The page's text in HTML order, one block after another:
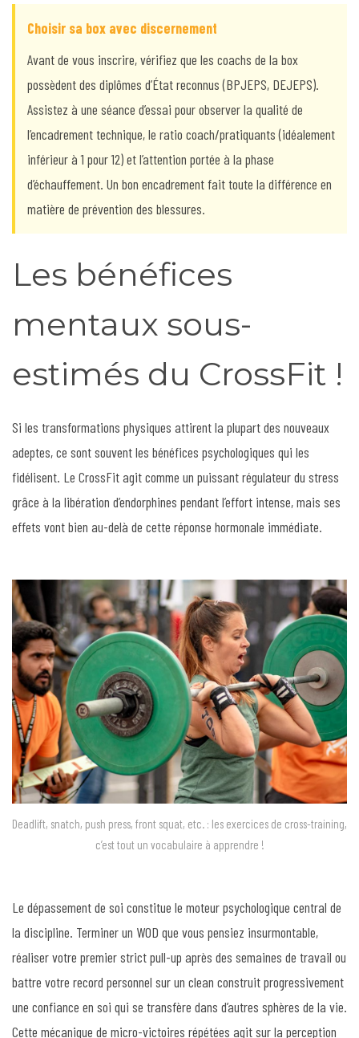
Choisir sa box avec discernement
Avant de vous inscrire, vérifiez que les coachs de la box
possèdent des diplômes d’État reconnus (BPJEPS, DEJEPS).
Assistez à une séance d’essai pour observer la qualité de
l’encadrement technique, le ratio coach/pratiquants (idéalement
inférieur à 1 pour 12) et l’attention portée à la phase
d’échauffement. Un bon encadrement fait toute la différence en
matière de prévention des blessures.
Les bénéfices
mentaux sous-
estimés du CrossFit !
Si les transformations physiques attirent la plupart des nouveaux
adeptes, ce sont souvent les bénéfices psychologiques qui les
fidélisent. Le CrossFit agit comme un puissant régulateur du stress
grâce à la libération d’endorphines pendant l’effort intense, mais ses
effets vont bien au-delà de cette réponse hormonale immédiate.
Deadlift, snatch, push press, front squat, etc. : les exercices de cross-training,
c’est tout un vocabulaire à apprendre !
Le dépassement de soi constitue le moteur psychologique central de
la discipline. Terminer un WOD que vous pensiez insurmontable,
réaliser votre premier strict pull-up après des semaines de travail ou
battre votre record personnel sur un clean construit progressivement
une confiance en soi qui se transfère dans d’autres sphères de la vie.
Cette mécanique de micro-victoires répétées agit sur la perception